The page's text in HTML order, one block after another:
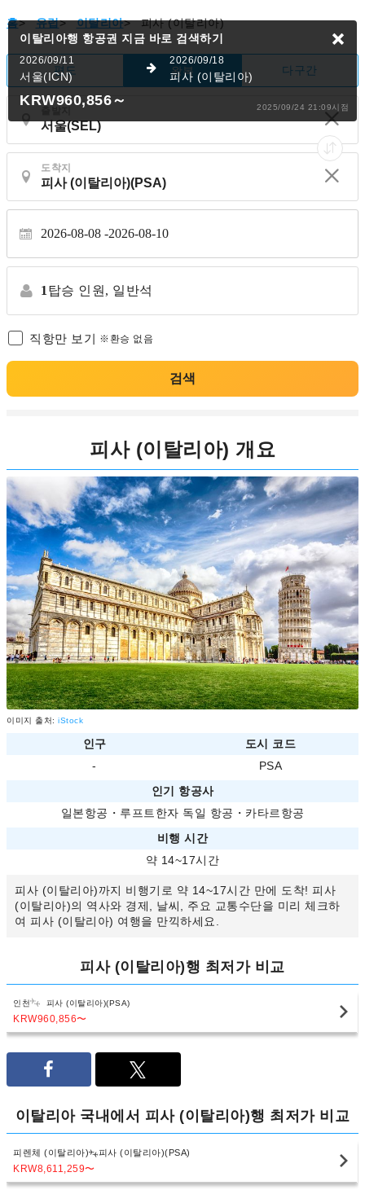
홈> 유럽> 이탈리아> 피사 (이탈리아)
편도 왕복 다구간
도착지
2026-08-08 2026-08-10
1 탑승 인원, 일반석
직항만 보기 ※환승 없음
검색
이탈리아행 항공권 지금 바로 검색하기
2026/09/11
서울(ICN)
2026/09/18
피사 (이탈리아)
KRW960,856～ 2025/09/24 21:09시점
피사 (이탈리아) 개요
이미지 출처: iStock
인구
도시 코드
-
PSA
인기 항공사
일본항공 ・ 루프트한자 독일 항공 ・ 카타르항공
비행 시간
약 14~17시간
피사 (이탈리아)까지 비행기로 약 14~17시간 만에 도착! 피사
(이탈리아)의 역사와 경제, 날씨, 주요 교통수단을 미리 체크하
여 피사 (이탈리아) 여행을 만끽하세요.
피사 (이탈리아)행 최저가 비교
인천 피사 (이탈리아)(PSA)
KRW960,856〜
이탈리아 국내에서 피사 (이탈리아)행 최저가 비교
피렌체 (이탈리아) 피사 (이탈리아)(PSA)
KRW8,611,259〜